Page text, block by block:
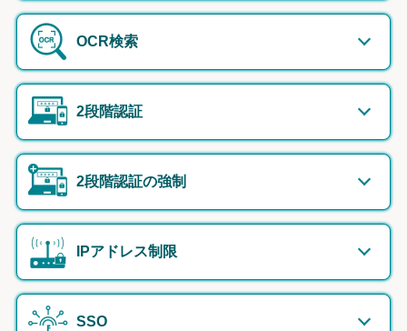
OCR検索
2段階認証
2段階認証の強制
IPアドレス制限
SSO